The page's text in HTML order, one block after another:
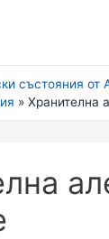
състояния от
Хранителна